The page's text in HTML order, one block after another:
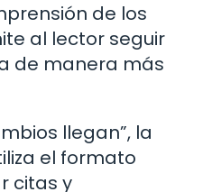
de los
al lector seguir
de manera más
llegan”, la
el formato
citas y